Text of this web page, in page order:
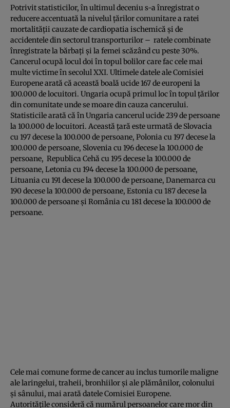
Potrivit statisticilor, în ultimul deceniu s-a înregistrat o
reducere accentuată la nivelul ţărilor comunitare a ratei
mortalităţii cauzate de cardiopatia ischemică şi de
accidentele din sectorul transporturilor – ratele combinate
înregistrate la bărbaţi şi la femei scăzând cu peste 30%.
Cancerul ocupă locul doi în topul bolilor care fac cele mai
multe victime în secolul XXI. Ultimele datele ale Comisiei
Europene arată că această boală ucide 167 de europeni la
100.000 de locuitori. Ungaria ocupă primul loc în topul ţărilor
din comunitate unde se moare din cauza cancerului.
Statisticile arată că în Ungaria cancerul ucide 239 de persoane
la 100.000 de locuitori. Această ţară este urmată de Slovacia
cu 197 decese la 100.000 de persoane, Polonia cu 197 decese la
100.000 de persoane, Slovenia cu 196 decese la 100.000 de
persoane, Republica Cehă cu 195 decese la 100.000 de
persoane, Letonia cu 194 decese la 100.000 de persoane,
Lituania cu 191 decese la 100.000 de persoane, Danemarca cu
190 decese la 100.000 de persoane, Estonia cu 187 decese la
100.000 de persoane şi România cu 181 decese la 100.000 de
persoane.
Cele mai comune forme de cancer au inclus tumorile maligne
ale laringelui, traheii, bronhiilor şi ale plămânilor, colonului
şi sânului, mai arată datele Comisiei Europene.
Autorităţile consideră că numărul persoanelor care mor din